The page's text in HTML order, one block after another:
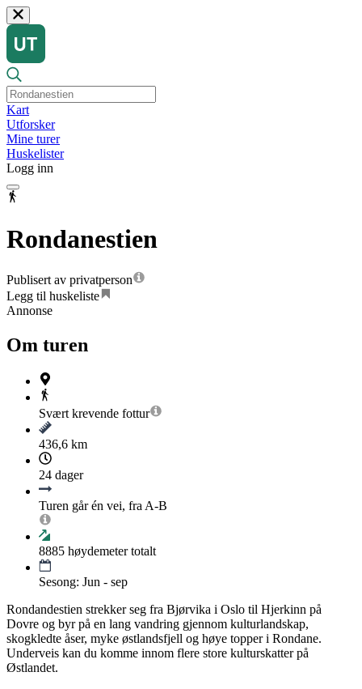
Kart
Utforsker
Mine turer
Huskelister
Logg inn
Rondanestien
Publisert av privatperson
Legg til huskeliste
Annonse
Om turen
Svært krevende fottur
436,6 km
24 dager
Turen går én vei, fra A-B
8885 høydemeter totalt
Sesong: Jun - sep
Rondandestien strekker seg fra Bjørvika i Oslo til Hjerkinn på
Dovre og byr på en lang vandring gjennom kulturlandskap,
skogkledte åser, myke østlandsfjell og høye topper i Rondane.
Underveis kan du komme innom flere store kulturskatter på
Østlandet.